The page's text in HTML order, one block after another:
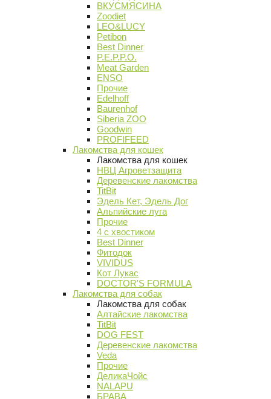
ВКУСМЯСИНА
Zoodiet
LEO&LUCY
Petibon
Best Dinner
P.E.P.P.O.
Meat Garden
ENSO
Прочие
Edelhoff
Baurenhof
Siberia ZOO
Goodwin
PROFIFEED
Лакомства для кошек
Лакомства для кошек
НВЦ Агроветзащита
Деревенские лакомства
TitBit
Эдель Кет, Эдель Дог
Альпийские луга
Прочие
4 с хвостиком
Best Dinner
Фитодок
VIVIDUS
Кот Лукас
DOCTOR'S FORMULA
Лакомства для собак
Лакомства для собак
Алтайские лакомства
TitBit
DOG FEST
Деревенские лакомства
Veda
Прочие
ДеликаЧойс
NALAPU
БРАВА